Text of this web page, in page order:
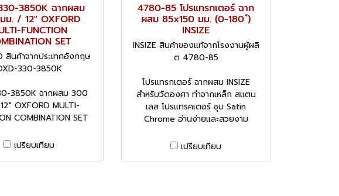
3850K ฉากผสม
ม. / 12" OXFORD
FUNCTION
SET
สินค้าจากประเทศอังกฤษ
330-3850K
3850K ฉากผสม 300
OXFORD MULTI-
COMBINATION SET
เปรียบเทียบ
4780-85 โปรแทรกเตอร์ ฉาก
ผสม 85x150 มม. (0-180 ํ)
INSIZE
INSIZE สินค้าของแท้จากโรงงานผู้ผลิ
ต 4780-85
โปรแทรกเตอร์ ฉากผสม INSIZE
สำหรับวัดองศา ทำจากเหล็ก สแตน
เลส โปรแทรคเตอร์ ชุบ Satin
Chrome อ่านง่ายและสวยงาม
เปรียบเทียบ